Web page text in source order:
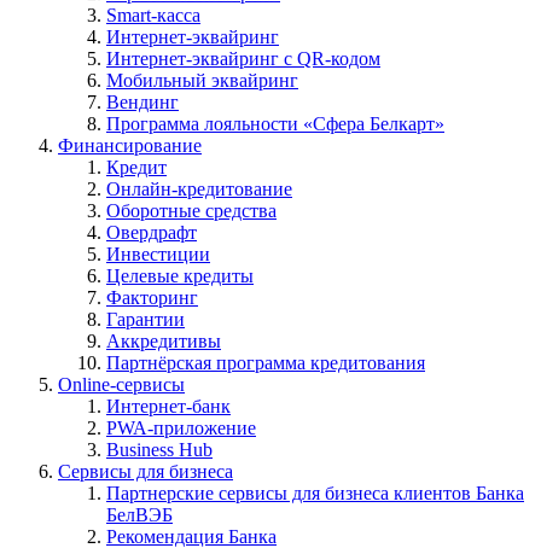
Smart-касса
Интернет-эквайринг
Интернет-эквайринг с QR-кодом
Мобильный эквайринг
Вендинг
Программа лояльности «Сфера Белкарт»
Финансирование
Кредит
Онлайн-кредитование
Оборотные средства
Овердрафт
Инвестиции
Целевые кредиты
Факторинг
Гарантии
Аккредитивы
Партнёрская программа кредитования
Online-сервисы
Интернет-банк
PWA-приложение
Business Hub
Сервисы для бизнеса
Партнерские сервисы для бизнеса клиентов Банка
БелВЭБ
Рекомендация Банка